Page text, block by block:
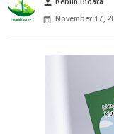
person
November 17,